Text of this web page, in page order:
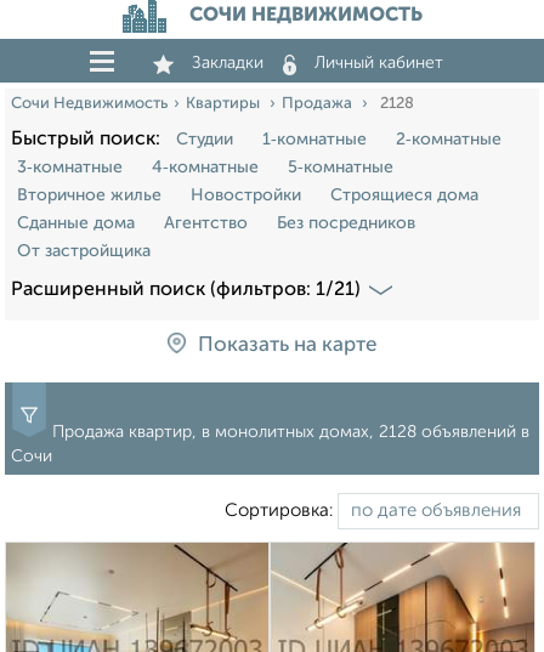
СОЧИ НЕДВИЖИМОСТЬ
Закладки Личный кабинет
Сочи Недвижимость Квартиры Продажа 2128
Быстрый поиск: Студии 1‑комнатные
2‑комнатные
3‑комнатные
4‑комнатные
5‑комнатные
Вторичное жилье
Новостройки
Строящиеся дома
Сданные дома
Агентство
Без посредников
От застройщика
Расширенный поиск (фильтров: 1/21)
Показать на карте
Продажа квартир, в монолитных домах, 2128 объявлений в
Сочи
Сортировка: